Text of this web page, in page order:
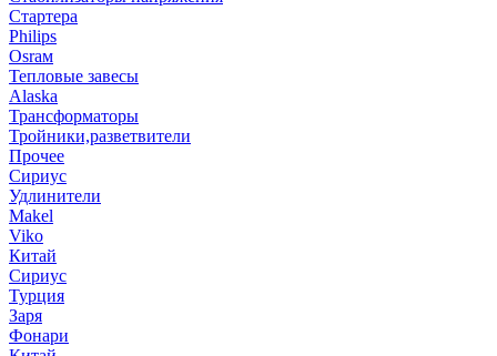
Стартера
Philips
Оsrам
Тепловые завесы
Alaska
Трансформаторы
Тройники,разветвители
Прочее
Сириус
Удлинители
Makel
Viko
Китай
Сириус
Турция
Заря
Фонари